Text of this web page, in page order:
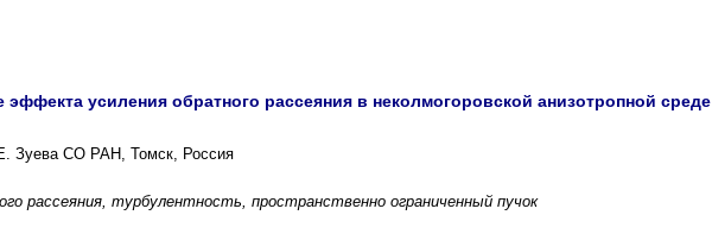
усиления обратного рассеяния в неколмогоровской анизотропной среде
Зуева СО РАН, Томск, Россия
рассеяния, турбулентность, пространственно ограниченный пучок